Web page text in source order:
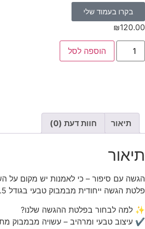
בקרו בעמוד שלי
₪120.00
הוספה לסל
תיאור חוות דעת (0)
תיאור
הגשה עם סיפור – כי לאמנות יש מקום על
פלטת הגשה ייחודית מבמבוק טבעי בגודל 47.5×15.5 ס"מ, עם שלושה אריחים מצוירים מבית HUB-ility – כל אחד מהם יצירה אומנותית מקורית של אדם עם מוגבלות.
✨ למה לבחור בפלטת ההגשה שלנו?
✔ עיצוב טבעי ומרהיב – עשויה מבמבוק